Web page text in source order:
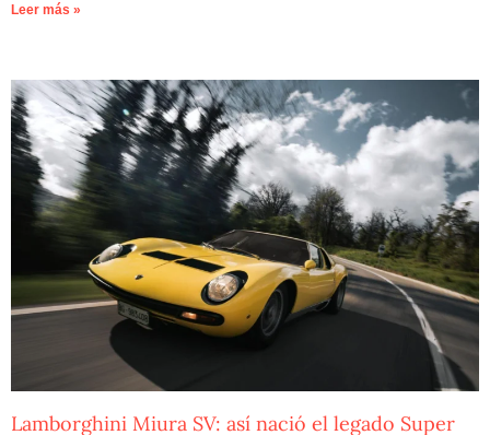
Leer más »
Lamborghini Miura SV: así nació el legado Super